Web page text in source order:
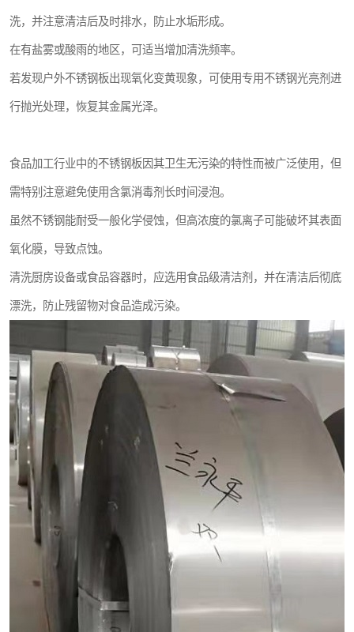
洗，并注意清洁后及时排水，防止水垢形成。
在有盐雾或酸雨的地区，可适当增加清洗频率。
若发现户外不锈钢板出现氧化变黄现象，可使用专用不锈钢光亮剂进
行抛光处理，恢复其金属光泽。
食品加工行业中的不锈钢板因其卫生无污染的特性而被广泛使用，但
需特别注意避免使用含氯消毒剂长时间浸泡。
虽然不锈钢能耐受一般化学侵蚀，但高浓度的氯离子可能破坏其表面
氧化膜，导致点蚀。
清洗厨房设备或食品容器时，应选用食品级清洁剂，并在清洁后彻底
漂洗，防止残留物对食品造成污染。